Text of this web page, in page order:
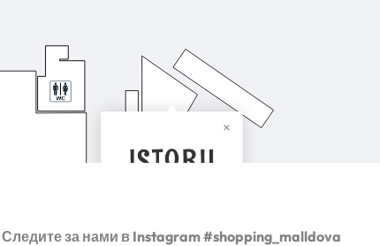
Следите за нами в Instagram #shopping_malldova